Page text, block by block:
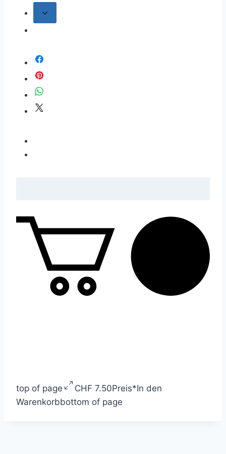
top of page CHF 7.50Preis*In den
Warenkorbbottom of page